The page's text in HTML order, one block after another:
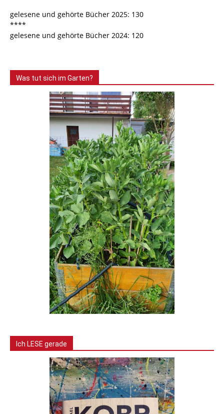
gelesene und gehörte Bücher 2025: 130
****
gelesene und gehörte Bücher 2024: 120
Was tut sich im Garten?
Ich LESE gerade